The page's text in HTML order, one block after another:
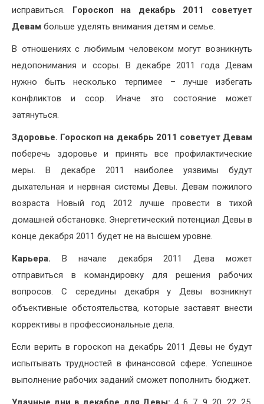
исправиться. Гороскоп на декабрь 2011 советует
Девам больше уделять внимания детям и семье.
В отношениях с любимым человеком могут возникнуть
недопонимания и ссоры. В декабре 2011 года Девам
нужно быть несколько терпимее – лучше избегать
конфликтов и ссор. Иначе это состояние может
затянуться.
Здоровье. Гороскоп на декабрь 2011 советует Девам
поберечь здоровье и принять все профилактические
меры. В декабре 2011 наиболее уязвимы будут
дыхательная и нервная системы Девы. Девам пожилого
возраста Новый год 2012 лучше провести в тихой
домашней обстановке. Энергетический потенциал Девы в
конце декабря 2011 будет не на высшем уровне.
Карьера. В начале декабря 2011 Дева может
отправиться в командировку для решения рабочих
вопросов. С середины декабря у Девы возникнут
объективные обстоятельства, которые заставят внести
коррективы в профессиональные дела.
Если верить в гороскоп на декабрь 2011 Девы не будут
испытывать трудностей в финансовой сфере. Успешное
выполнение рабочих заданий сможет пополнить бюджет.